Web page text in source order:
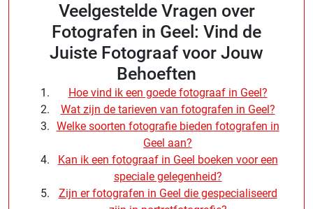
Veelgestelde Vragen over
Fotografen in Geel: Vind de
Juiste Fotograaf voor Jouw
Behoeften
Hoe vind ik een goede fotograaf in Geel?
Wat zijn de tarieven van fotografen in Geel?
Welke soorten fotografie bieden fotografen in
Geel aan?
Kan ik een fotograaf in Geel boeken voor een
speciale gelegenheid?
Zijn er fotografen in Geel die gespecialiseerd